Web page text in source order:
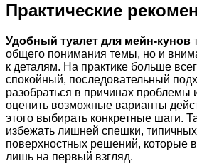
Практические
Удобный туалет для мейн-кунов
общего понимания темы, но и
к деталям. На практике больше
спокойный, последовательный
разобраться в причинах проблемы
оценить возможные варианты
этого выбирать конкретные шаги.
избежать лишней спешки,
поверхностных решений, которые
лишь на первый взгляд.